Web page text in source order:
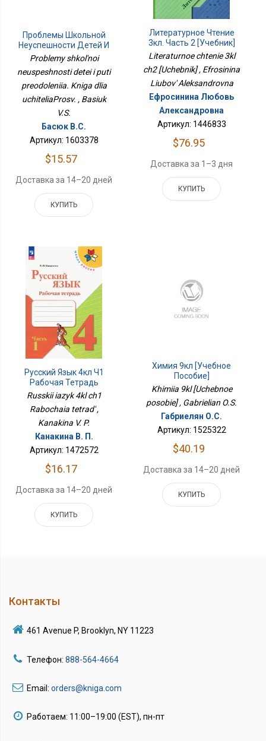
Проблемы Школьной
Неуспешности Детей И
Пути Преодоления.
Книга Для
УчителяПросв.
Problemy shkol'noi
neuspeshnosti detei i puti
preodoleniia. Kniga dlia
uchiteliaProsv. , Basiuk
V.S.
Басюк В.С.
Артикул: 1603378
$15.57
Доставка за 14–20 дней
КУПИТЬ
Литературное Чтение
3кл. Часть 2 [Учебник]
Literaturnoe chtenie 3kl
ch2 [Uchebnik] , Efrosinina
Liubov' Aleksandrovna
Ефросинина Любовь
Александровна
Артикул: 1446833
$76.95
Доставка за 1–3 дня
КУПИТЬ
Русский Язык 4кл Ч1
Рабочая Тетрадь
Russkii iazyk 4kl ch1
Rabochaia tetrad' ,
Kanakina V. P.
Канакина В. П.
Артикул: 1472572
$16.17
Доставка за 14–20 дней
КУПИТЬ
Химия 9кл [Учебное
Пособие]
Khimiia 9kl [Uchebnoe
posobie] , Gabrielian O.S.
Габриелян О.С.
Артикул: 1525322
$40.19
Доставка за 14–20 дней
КУПИТЬ
Контакты
461 Avenue P, Brooklyn, NY 11223
Телефон: 888-564-4664
Email: orders@kniga.com
Работаем: 11:00–19:00 (EST), пн-пт